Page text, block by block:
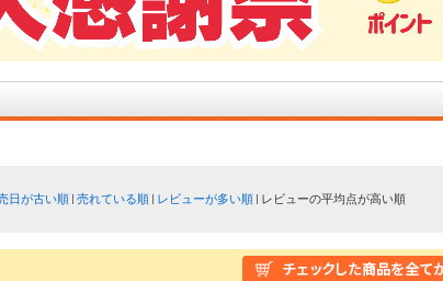
日が古い順 売れている順 レビューが多い順
レビューの平均点が高い順